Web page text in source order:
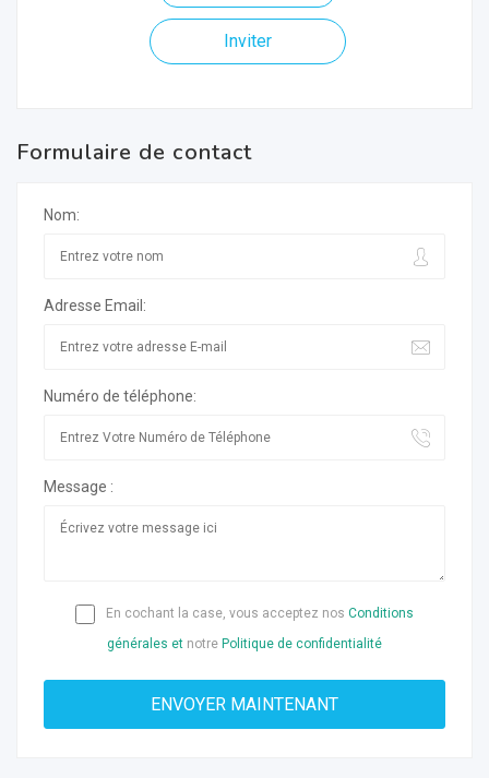
Inviter
Formulaire de contact
Nom:
Adresse Email:
Numéro de téléphone:
Message :
En cochant la case, vous acceptez nos Conditions
générales et notre Politique de confidentialité